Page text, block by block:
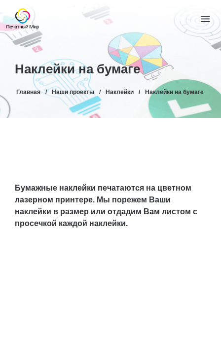
Наклейки на бумаге
Главная / Наши проекты / Наклейки / Наклейки на бумаге
Бумажные наклейки печатаются на цветном
лазерном принтере. Мы порежем Ваши
наклейки в размер или отдадим Вам листом с
просечкой каждой наклейки.